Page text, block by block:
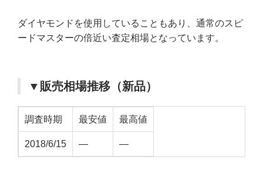
ダイヤモンドを使用していることもあり、通常のスピ
ードマスターの倍近い査定相場となっています。
▼販売相場推移（新品）
調査時期 最安値 最高値
2018/6/15 — —